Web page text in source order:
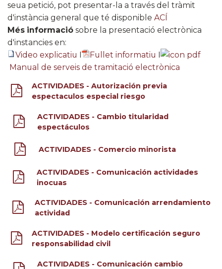
seua petició, pot presentar-la a través del tràmit
d'instància general que té disponible ACÍ​
Més informació sobre la presentació electrònica
d'instancies en:
Video explicatiu
Fullet informatiu
Manual de serveis de tramitació electrònica
ACTIVIDADES - Autorización previa
espectaculos especial riesgo
ACTIVIDADES - Cambio titularidad
espectáculos
ACTIVIDADES - Comercio minorista
ACTIVIDADES - Comunicación actividades
inocuas
ACTIVIDADES - Comunicación arrendamiento
actividad
ACTIVIDADES - Modelo certificación seguro
responsabilidad civil
ACTIVIDADES - Comunicación cambio